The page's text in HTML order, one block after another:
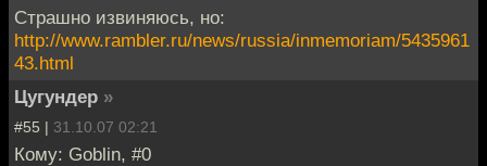
Страшно извиняюсь, но:
http://www.rambler.ru/news/russia/inmemoriam/5435961
43.html
Цугундер »
#55 | 31.10.07 02:21
Кому: Goblin, #0